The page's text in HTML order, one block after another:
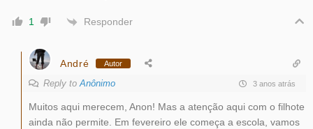
1 Responder
André Autor
Reply toAnônimo 3 anos atrás
Muitos aqui merecem, Anon! Mas a atenção aqui com o filhote
ainda não permite. Em fevereiro ele começa a escola, vamos